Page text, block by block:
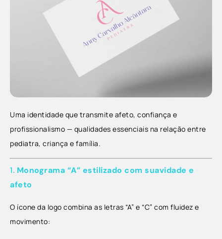
Uma identidade que transmite afeto, confiança e
profissionalismo — qualidades essenciais na relação entre
pediatra, criança e família.
1. Monograma “A” estilizado com suavidade e
afeto
O ícone da logo combina as letras “A” e “C” com fluidez e
movimento: